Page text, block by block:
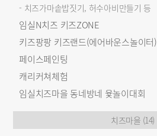
- 치즈가마솥밥짓기, 허수아비만들기 등
임실N치즈 키즈ZONE
키즈팡팡 키즈랜드(에어바운스놀이터)
페이스페인팅
캐리커쳐체험
임실치즈마을 동네방네 윷놀이대회
치즈마을 (14)